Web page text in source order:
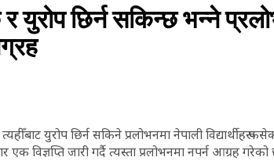
युरोप छिर्न सकिन्छ भन्ने
युरोप छिर्न सकिने प्रलोभनमा नेपाली विद्यार्थीहरू
विज्ञप्ति जारी गर्दै त्यस्ता प्रलोभनमा नपर्न आग्रह गरेको